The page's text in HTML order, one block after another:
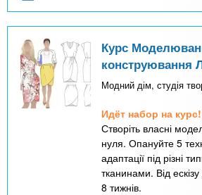
Курс
конструювання
Модний дім, студія
Идёт набор на курс!
Створіть власні
нуля. Опануйте 5
адаптації під різні
тканинами. Від
8 тижнів.